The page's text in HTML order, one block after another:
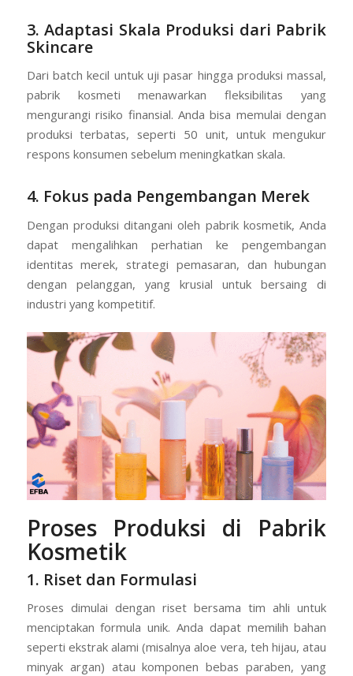
3. Adaptasi Skala Produksi dari Pabrik
Skincare
Dari batch kecil untuk uji pasar hingga produksi massal,
pabrik kosmeti menawarkan fleksibilitas yang
mengurangi risiko finansial. Anda bisa memulai dengan
produksi terbatas, seperti 50 unit, untuk mengukur
respons konsumen sebelum meningkatkan skala.
4. Fokus pada Pengembangan Merek
Dengan produksi ditangani oleh pabrik kosmetik, Anda
dapat mengalihkan perhatian ke pengembangan
identitas merek, strategi pemasaran, dan hubungan
dengan pelanggan, yang krusial untuk bersaing di
industri yang kompetitif.
Proses Produksi di Pabrik
Kosmetik
1. Riset dan Formulasi
Proses dimulai dengan riset bersama tim ahli untuk
menciptakan formula unik. Anda dapat memilih bahan
seperti ekstrak alami (misalnya aloe vera, teh hijau, atau
minyak argan) atau komponen bebas paraben, yang